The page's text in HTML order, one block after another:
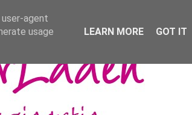
agent
usage
LEARN MORE GOT IT